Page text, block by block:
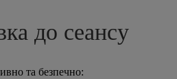
до сеансу
та безпечно: